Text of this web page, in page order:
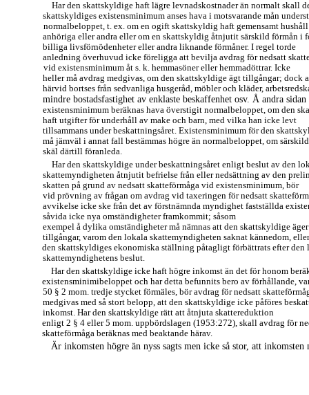
Har den skattskyldige haft lägre levnadskostnader än normalt skall
skattskyldiges existensminimum anses hava i motsvarande mån
normalbeloppet, t. ex. om en ogift skattskyldig haft gemensamt
anhöriga eller andra eller om en skattskyldig åtnjutit särskild förmån i
billiga livsförnödenheter eller andra liknande förmåner. I regel torde
anledning överhuvud icke föreligga att bevilja avdrag för nedsatt
vid existensminimum åt s. k. hemmasöner eller hemmadöttrar. Icke
heller må avdrag medgivas, om den skattskyldige ägt tillgångar; dock
härvid bortses från sedvanliga husgeråd, möbler och kläder,
mindre bostadsfastighet av enklaste beskaffenhet osv. Å andra sidan
existensminimum beräknas hava överstigit normalbeloppet, om den
haft utgifter för underhåll av make och barn, med vilka han icke levt
tillsammans under beskattningsåret. Existensminimum för den
må jämväl i annat fall bestämmas högre än normalbeloppet, om
skäl därtill föranleda.
Har den skattskyldige under beskattningsåret enligt beslut av den
skattemyndigheten åtnjutit befrielse från eller nedsättning av den
skatten på grund av nedsatt skatteförmåga vid existensminimum, bör
vid prövning av frågan om avdrag vid taxeringen för nedsatt
avvikelse icke ske från det av förstnämnda myndighet fastställda
såvida icke nya omständigheter framkommit; såsom
exempel å dylika omständigheter må nämnas att den skattskyldige äger
tillgångar, varom den lokala skattemyndigheten saknat kännedom,
den skattskyldiges ekonomiska ställning påtagligt förbättrats efter den
skattemyndighetens beslut.
Har den skattskyldige icke haft högre inkomst än det för honom
existensminimibeloppet och har detta befunnits bero av förhållande,
50 § 2 mom. tredje stycket förmäles, bör avdrag för nedsatt
medgivas med så stort belopp, att den skattskyldige icke påföres
inkomst. Har den skattskyldige rätt att åtnjuta skattereduktion
enligt 2 § 4 eller 5 mom. uppbördslagen (1953:272), skall avdrag för
skatteförmåga beräknas med beaktande härav.
Är inkomsten högre än nyss sagts men icke så stor, att inkomsten